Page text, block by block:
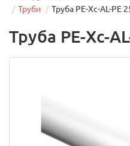
Труби
Труба РЕ-Хс-АL-РЕ
Труба РЕ-Хс-